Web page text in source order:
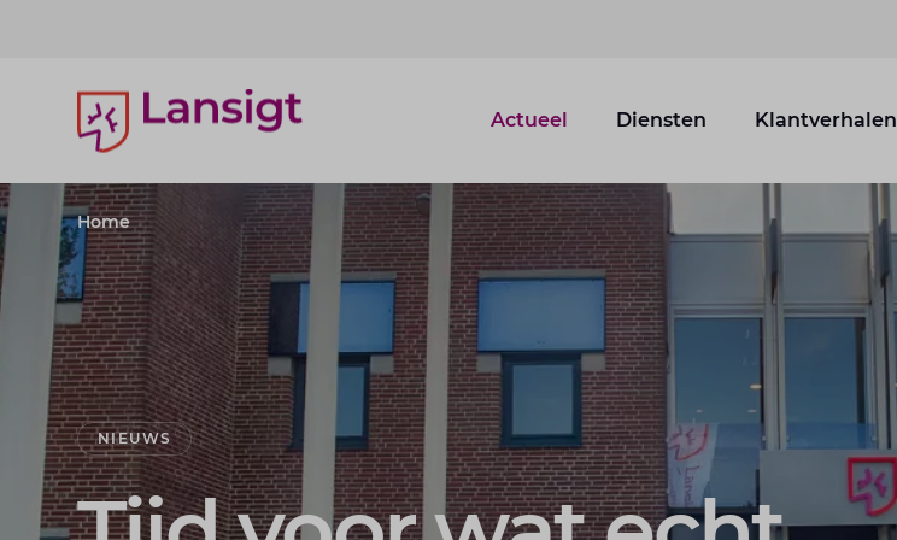
Lansigt Accountants logo
Actueel Diensten Klantverhalen
Home
NIEUWS